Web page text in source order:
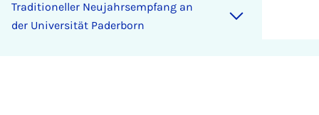
Traditioneller Neujahrsempfang an
der Universität Paderborn